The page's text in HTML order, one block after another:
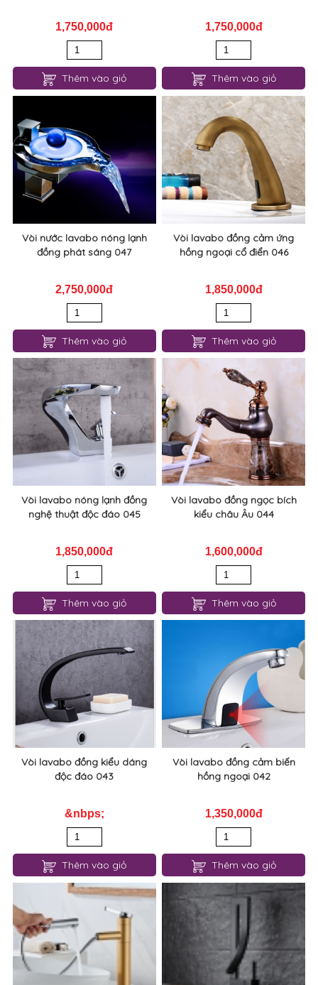
1,750,000đ
Thêm vào giỏ
1,750,000đ
Thêm vào giỏ
Vòi nước lavabo nóng lạnh
đồng phát sáng 047
2,750,000đ
Thêm vào giỏ
Vòi lavabo đồng cảm ứng
hồng ngoại cổ điển 046
1,850,000đ
Thêm vào giỏ
Vòi lavabo nóng lạnh đồng
nghệ thuật độc đáo 045
1,850,000đ
Thêm vào giỏ
Vòi lavabo đồng ngọc bích
kiểu châu Âu 044
1,600,000đ
Thêm vào giỏ
Vòi lavabo đồng kiểu dáng
độc đáo 043
&nbps;
Thêm vào giỏ
Vòi lavabo đồng cảm biến
hồng ngoại 042
1,350,000đ
Thêm vào giỏ